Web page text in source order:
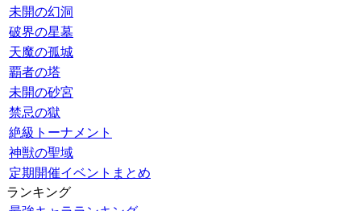
未開の幻洞
破界の星墓
天魔の孤城
覇者の塔
未開の砂宮
禁忌の獄
絶級トーナメント
神獣の聖域
定期開催イベントまとめ
ランキング